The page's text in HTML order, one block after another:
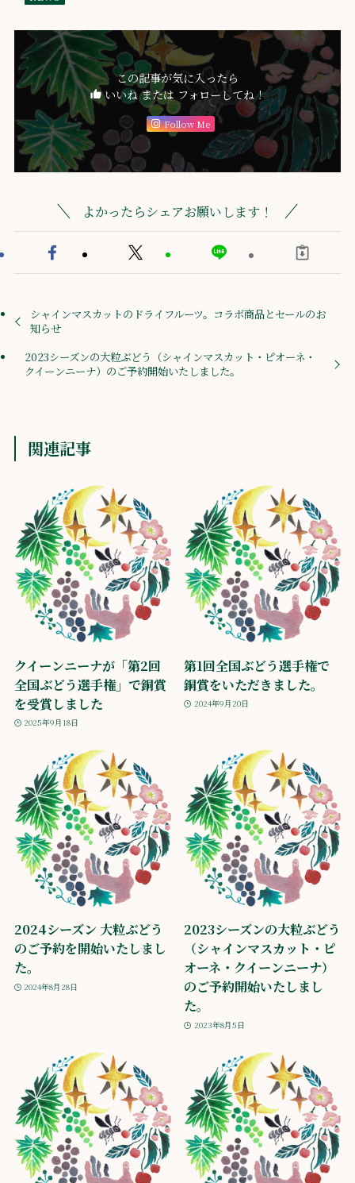
この記事が気に入ったら
いいね または フォローしてね！
Follow Me
よかったらシェアお願いします！
シャインマスカットのドライフルーツ。コラボ商品とセールのお
知らせ
2023シーズンの大粒ぶどう（シャインマスカット・ピオーネ・
クイーンニーナ）のご予約開始いたしました。
関連記事
クイーンニーナが「第2回
全国ぶどう選手権」で銅賞
を受賞しました
2025年9月18日
第1回全国ぶどう選手権で
銅賞をいただきました。
2024年9月20日
2024シーズン 大粒ぶどう
のご予約を開始いたしまし
た。
2024年8月28日
2023シーズンの大粒ぶどう
（シャインマスカット・ピ
オーネ・クイーンニーナ）
のご予約開始いたしまし
た。
2023年8月5日